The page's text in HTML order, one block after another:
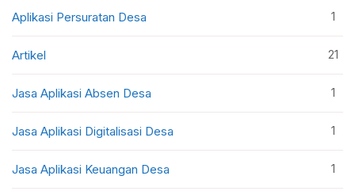
Aplikasi Persuratan Desa 1
Artikel 21
Jasa Aplikasi Absen Desa 1
Jasa Aplikasi Digitalisasi Desa 1
Jasa Aplikasi Keuangan Desa 1